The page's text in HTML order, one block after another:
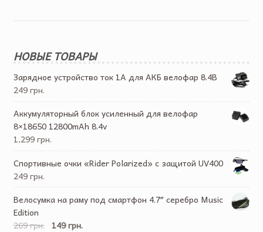
НОВЫЕ ТОВАРЫ
Зарядное устройство ток 1А для АКБ велофар 8.4В
249 грн.
Аккумуляторный блок усиленный для велофар
8×18650 12800mAh 8.4v
1,299 грн.
Спортивные очки «Rider Polarized» с защитой UV400
249 грн.
Велосумка на раму под смартфон 4.7″ серебро Music
Edition
269 грн.
149 грн.